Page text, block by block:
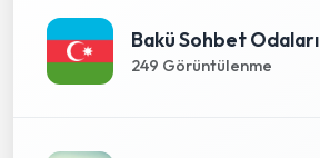
Bakü Sohbet Odaları
249 Görüntülenme